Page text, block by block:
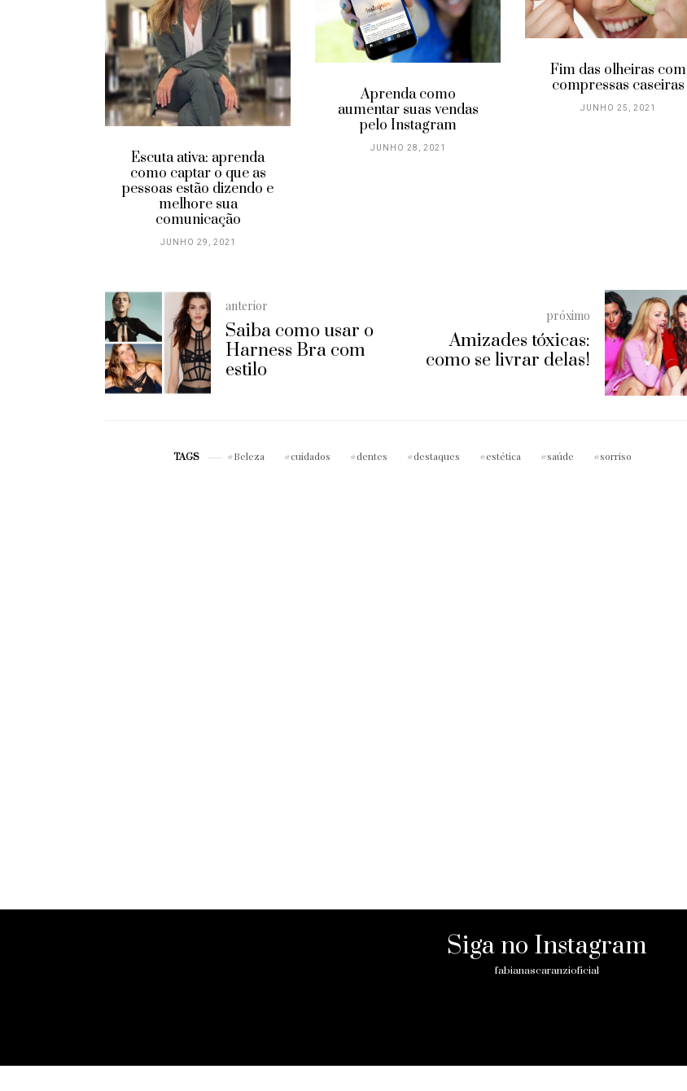
Escuta ativa: aprenda
como captar o que as
pessoas estão dizendo e
melhore sua
comunicação
JUNHO 29, 2021
Aprenda como
aumentar suas vendas
pelo Instagram
JUNHO 28, 2021
Fim das olheiras com
compressas caseiras
JUNHO 25, 2021
anterior
Saiba como usar o
Harness Bra com
estilo
próximo
Amizades tóxicas:
como se livrar delas!
TAGS Beleza cuidados dentes destaques estética saúde sorriso
Siga no Instagram
fabianascaranzioficial